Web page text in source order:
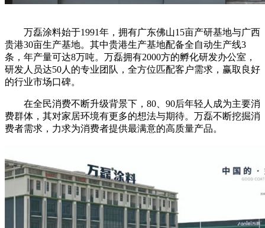
万磊涂料始于1991年，拥有广东佛山15亩产研基地与广西
贵港30亩生产基地。其中贵港生产基地配备全自动生产线3
条，年产量可达8万吨。万磊拥有2000方的孵化研发办公室，
研发人员达50人的专业团队，全方位匹配客户需求，赢取良好
的行业市场口碑。
在全民消费不断升级背景下，80、90后年轻人成为主要消
费群体，其对家居环境有更多的想法与期待。万磊不断挖掘消
费者需求，力求为消费者提供最满意的高质量产品。